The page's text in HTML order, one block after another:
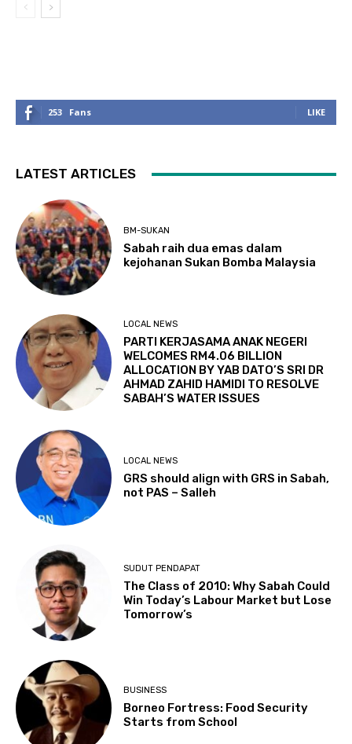
253 Fans LIKE
LATEST ARTICLES
BM-SUKAN
Sabah raih dua emas dalam
kejohanan Sukan Bomba Malaysia
LOCAL NEWS
PARTI KERJASAMA ANAK NEGERI
WELCOMES RM4.06 BILLION
ALLOCATION BY YAB DATO’S SRI DR
AHMAD ZAHID HAMIDI TO RESOLVE
SABAH’S WATER ISSUES
LOCAL NEWS
GRS should align with GRS in Sabah,
not PAS – Salleh
SUDUT PENDAPAT
The Class of 2010: Why Sabah Could
Win Today’s Labour Market but Lose
Tomorrow’s
BUSINESS
Borneo Fortress: Food Security
Starts from School